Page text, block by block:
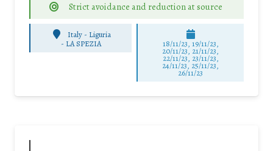
Strict avoidance and reduction at source
Italy - Liguria
- LA SPEZIA 18/11/23, 19/11/23,
20/11/23, 21/11/23,
22/11/23, 23/11/23,
24/11/23, 25/11/23,
26/11/23